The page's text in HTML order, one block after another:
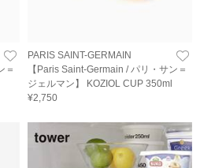
＝
PARIS SAINT-GERMAIN
【Paris Saint-Germain / パリ・サン＝
ジェルマン】 KOZIOL CUP 350ml
¥2,750